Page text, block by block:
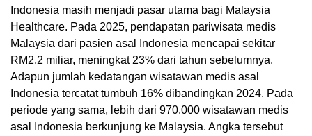
Indonesia masih menjadi pasar utama bagi Malaysia
Healthcare. Pada 2025, pendapatan pariwisata medis
Malaysia dari pasien asal Indonesia mencapai sekitar
RM2,2 miliar, meningkat 23% dari tahun sebelumnya.
Adapun jumlah kedatangan wisatawan medis asal
Indonesia tercatat tumbuh 16% dibandingkan 2024. Pada
periode yang sama, lebih dari 970.000 wisatawan medis
asal Indonesia berkunjung ke Malaysia. Angka tersebut